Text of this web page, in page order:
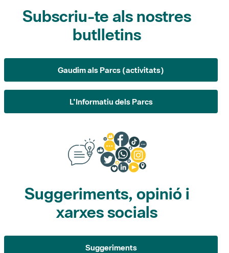
Subscriu-te als nostres
butlletins
Gaudim als Parcs (activitats)
L'Informatiu dels Parcs
Suggeriments, opinió i
xarxes socials
Suggeriments